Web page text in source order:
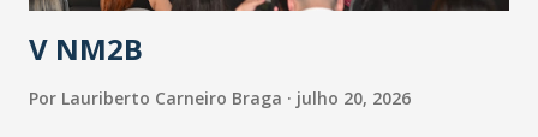
estratificação do risco da doença, para não so...
V NM2B
Por Lauriberto Carneiro Braga julho 20, 2026